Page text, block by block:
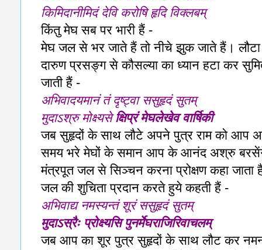
किमिदानीमिदं देवि करोषि हृदि विक्लबम्
किंतु मेघ सब पर भारी हैं -
मेघ जल से भर जाते हैं तो नीचे झुक जाते हैं। लौटा
दारुण प्रसङ्ग से कौसल्या का ध्यान हटा कर
जाती हैं -
अभिवादयमानं तं दृष्ट्वा ससुहृदं सुतम्
मुदाऽश्रु मोक्ष्यसेक्षिप्रं मेघलेखेव वार्षिकी
जब सुहृदों के साथ लौटे अपने पुत्र राम को आप
समय भरे मेघों के समान आप के आनंद अश्रु
मंत्रपूत जल से सिञ्चन करना प्रोक्षण कहा
जल की शुचिता प्रदान करते हुये कहती हैं -
अभिवाद्य नमस्यन्तं शूरं ससुहृदं सुतम्
मुदाऽस्रैः प्रोक्ष्यसि पुनर्मेघराजिरिवाचलम्
जब आप का शूर पुत्र सुहृदों के साथ लौट कर